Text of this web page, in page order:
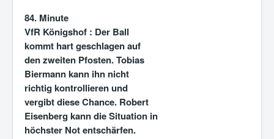
84. Minute
VfR Königshof : Der Ball
kommt hart geschlagen auf
den zweiten Pfosten. Tobias
Biermann kann ihn nicht
richtig kontrollieren und
vergibt diese Chance. Robert
Eisenberg kann die Situation in
höchster Not entschärfen.